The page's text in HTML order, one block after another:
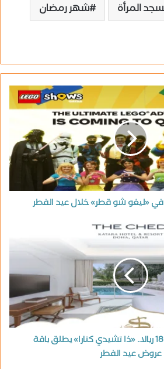
المرأة
شهر رمضان
إقامة تبدأ من 1800 ريالا.. «ذا تشيدي كتارا» يطلق باقة
عروض عيد الفطر